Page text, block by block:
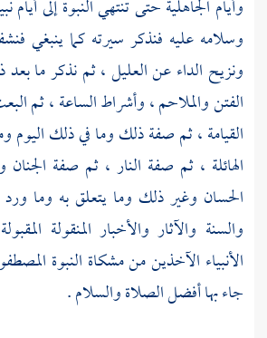
وأيام الجاهلية حتى تنتهي النبوة إلى أيام
وسلامه عليه فنذكر سيرته كما ينبغي
ونزيح الداء عن العليل ، ثم نذكر ما بعد
الفتن والملاحم ، وأشراط الساعة ، ثم
القيامة ، ثم صفة ذلك وما في ذلك اليوم
الهائلة ، ثم صفة النار ، ثم صفة الجنان
الحسان وغير ذلك وما يتعلق به وما
والسنة والآثار والأخبار المنقولة
الأنبياء الآخذين من مشكاة النبوة
جاء بها أفضل الصلاة والسلام .